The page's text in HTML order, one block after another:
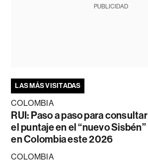
PUBLICIDAD
LAS MÁS VISITADAS
COLOMBIA
RUI: Paso a paso para consultar
el puntaje en el “nuevo Sisbén”
en Colombia este 2026
COLOMBIA